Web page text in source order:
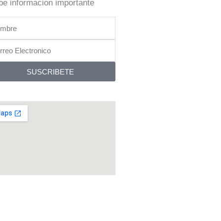
informacion importante
SUSCRIBETE